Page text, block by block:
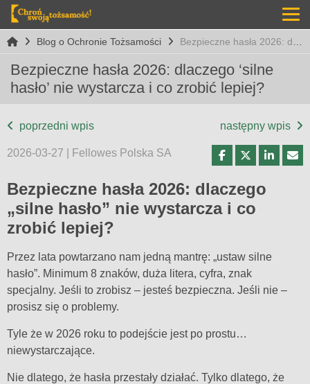
Blog o Ochronie Tożsamości Bezpieczne hasła 2026: dlaczego ‘silne hasło’ nie wystarcza i co zrobić lepiej?
Bezpieczne hasła 2026: dlaczego ‘silne
hasło’ nie wystarcza i co zrobić lepiej?
poprzedni wpis następny wpis
2026-03-27 | Fellowes Polska SA
Bezpieczne hasła 2026: dlaczego
„silne hasło” nie wystarcza i co
zrobić lepiej?
Przez lata powtarzano nam jedną mantrę: „ustaw silne
hasło”. Minimum 8 znaków, duża litera, cyfra, znak
specjalny. Jeśli to zrobisz – jesteś bezpieczna. Jeśli nie –
prosisz się o problemy.
Tyle że w 2026 roku to podejście jest po prostu…
niewystarczające.
Nie dlatego, że hasła przestały działać. Tylko dlatego, że